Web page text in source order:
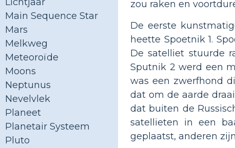
Main Sequence Star
Mars
Melkweg
Meteoroïde
Moons
Neptunus
Nevelvlek
Planeet
Planetair Systeem
Pluto
zou raken en
De eerste
heette Spoetnik 1.
De satelliet stuurde
Sputnik 2 werd een
was een zwerfhond
dat om de aarde
dat buiten de
satellieten in een
geplaatst, anderen